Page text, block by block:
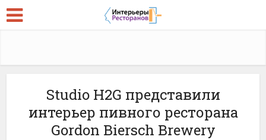
Studio H2G представили
интерьер пивного ресторана
Gordon Biersch Brewery